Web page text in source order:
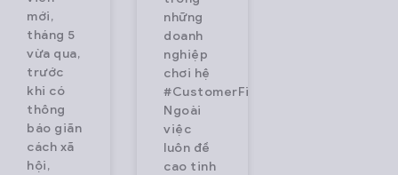
mới,
tháng 5
vừa qua,
trước
khi có
thông
báo giãn
cách xã
hội,
những
doanh
nghiệp
chơi hệ
#CustomerFirst.
Ngoài
việc
luôn đề
cao tinh